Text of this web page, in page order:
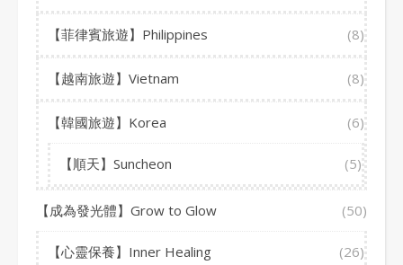
【菲律賓旅遊】Philippines (8)
【越南旅遊】Vietnam (8)
【韓國旅遊】Korea (6)
【順天】Suncheon (5)
【成為發光體】Grow to Glow (50)
【心靈保養】Inner Healing (26)